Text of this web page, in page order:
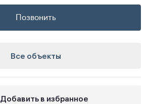
Позвонить
Все объекты
Добавить в избранное